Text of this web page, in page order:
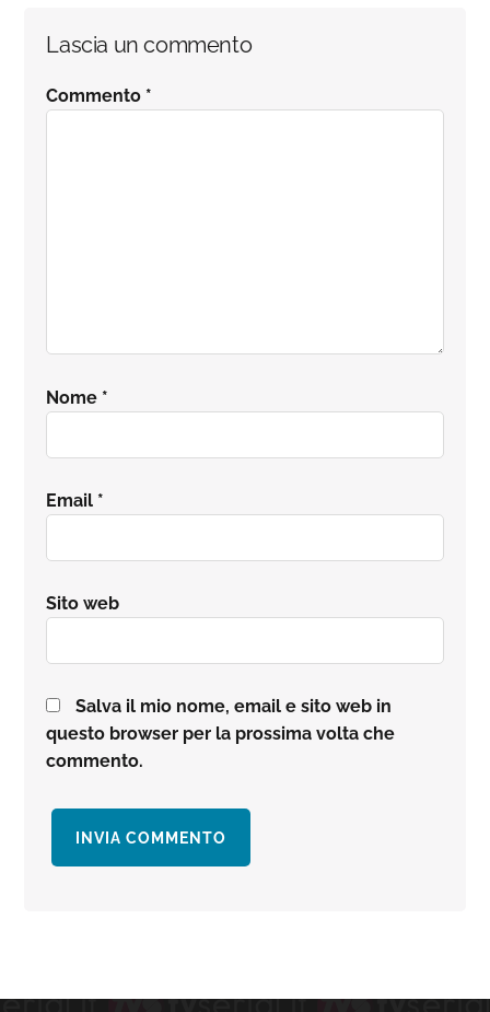
Lascia un commento
Commento *
Nome *
Email *
Sito web
Salva il mio nome, email e sito web in
questo browser per la prossima volta che
commento.